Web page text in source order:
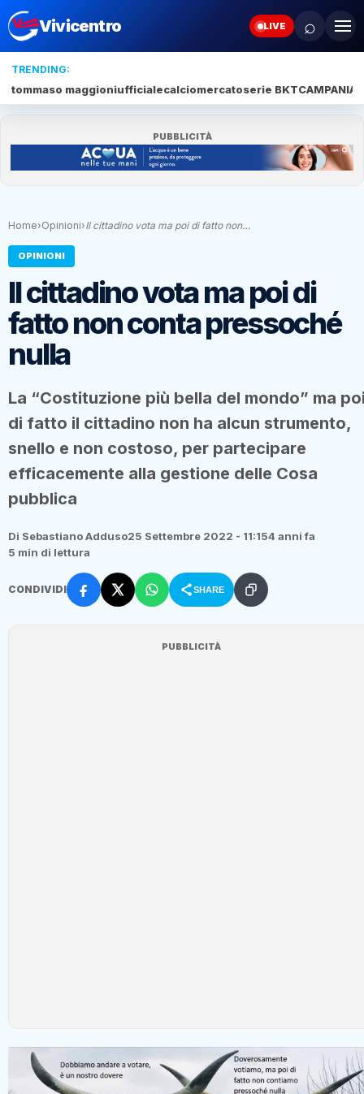
Vivicentro LIVE ⌕
TRENDING:
tommaso maggioniufficialecalciomercatoserie BKTCAMPANIA
PUBBLICITÀ
Home›Opinioni›Il cittadino vota ma poi di fatto non…
OPINIONI
Il cittadino vota ma poi di
fatto non conta pressoché
nulla
La “Costituzione più bella del mondo” ma
di fatto il cittadino non ha alcun strumento,
snello e non costoso, per partecipare
efficacemente alla gestione delle Cosa
pubblica
Di Sebastiano Adduso25 Settembre 2022 - 11:154 anni fa
5 min di lettura
CONDIVIDI SHARE
PUBBLICITÀ